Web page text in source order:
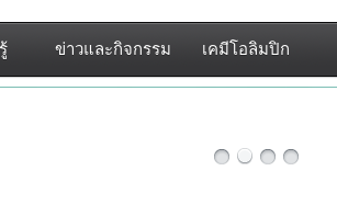
ข่าวและกิจกรรม เคมีโอลิมปิก